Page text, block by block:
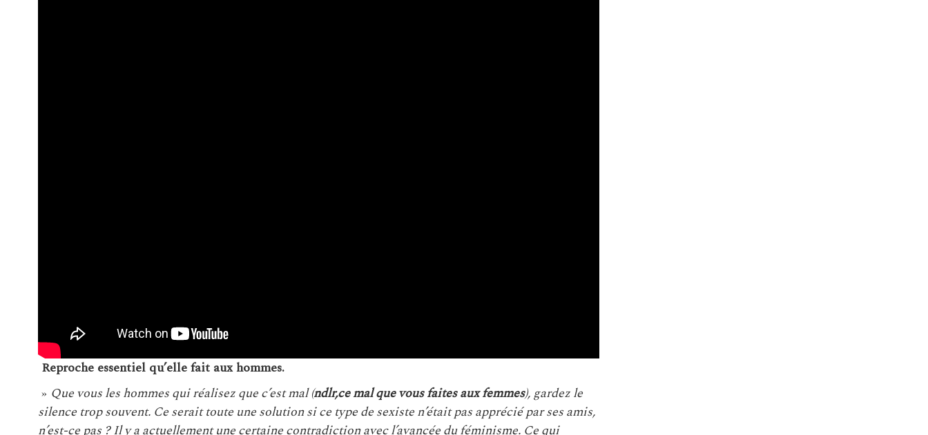
Reproche essentiel qu’elle fait aux hommes.
» Que vous les hommes qui réalisez que c’est mal (ndlr,ce mal que vous faites aux femmes), gardez le
silence trop souvent. Ce serait toute une solution si ce type de sexiste n’était pas apprécié par ses amis,
n’est-ce pas ? Il y a actuellement une certaine contradiction avec l’avancée du féminisme. Ce qui